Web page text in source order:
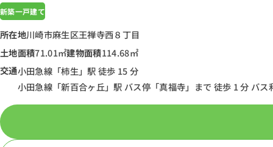
新築一戸建て
所在地川崎市麻生区王禅寺西８丁目
土地面積71.01㎡建物面積114.68㎡
交通小田急線「柿生」駅 徒歩 15 分
小田急線「新百合ヶ丘」駅 バス停「真福寺」まで 徒歩 1 分 バス